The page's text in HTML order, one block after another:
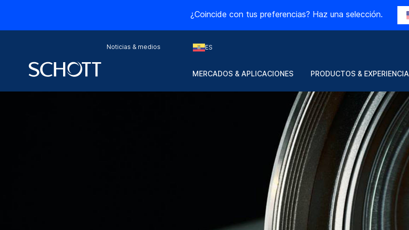
¿Coincide con tus preferencias? Haz una selección.
Noticias & medios ES
MERCADOS & APLICACIONES PRODUCTOS & EXPERIENCIA